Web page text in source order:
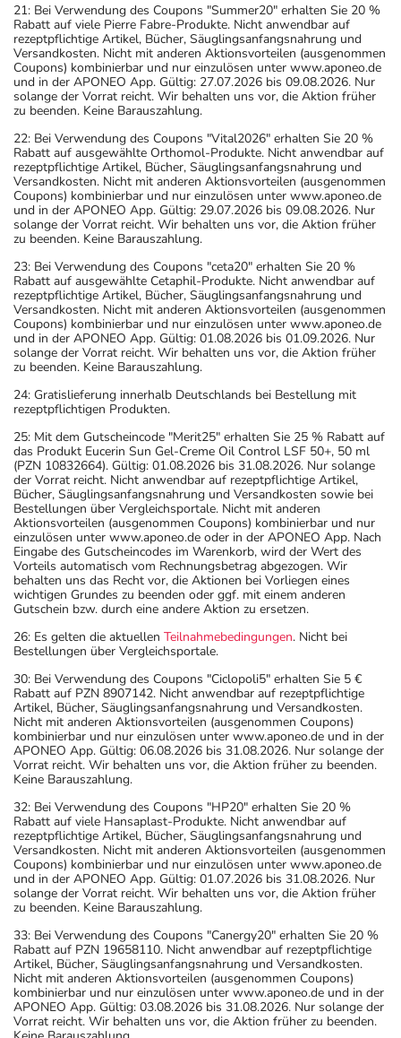
21: Bei Verwendung des Coupons "Summer20" erhalten Sie 20 %
Rabatt auf viele Pierre Fabre-Produkte. Nicht anwendbar auf
rezeptpflichtige Artikel, Bücher, Säuglingsanfangsnahrung und
Versandkosten. Nicht mit anderen Aktionsvorteilen (ausgenommen
Coupons) kombinierbar und nur einzulösen unter www.aponeo.de
und in der APONEO App. Gültig: 27.07.2026 bis 09.08.2026. Nur
solange der Vorrat reicht. Wir behalten uns vor, die Aktion früher
zu beenden. Keine Barauszahlung.
22: Bei Verwendung des Coupons "Vital2026" erhalten Sie 20 %
Rabatt auf ausgewählte Orthomol-Produkte. Nicht anwendbar auf
rezeptpflichtige Artikel, Bücher, Säuglingsanfangsnahrung und
Versandkosten. Nicht mit anderen Aktionsvorteilen (ausgenommen
Coupons) kombinierbar und nur einzulösen unter www.aponeo.de
und in der APONEO App. Gültig: 29.07.2026 bis 09.08.2026. Nur
solange der Vorrat reicht. Wir behalten uns vor, die Aktion früher
zu beenden. Keine Barauszahlung.
23: Bei Verwendung des Coupons "ceta20" erhalten Sie 20 %
Rabatt auf ausgewählte Cetaphil-Produkte. Nicht anwendbar auf
rezeptpflichtige Artikel, Bücher, Säuglingsanfangsnahrung und
Versandkosten. Nicht mit anderen Aktionsvorteilen (ausgenommen
Coupons) kombinierbar und nur einzulösen unter www.aponeo.de
und in der APONEO App. Gültig: 01.08.2026 bis 01.09.2026. Nur
solange der Vorrat reicht. Wir behalten uns vor, die Aktion früher
zu beenden. Keine Barauszahlung.
24: Gratislieferung innerhalb Deutschlands bei Bestellung mit
rezeptpflichtigen Produkten.
25: Mit dem Gutscheincode "Merit25" erhalten Sie 25 % Rabatt auf
das Produkt Eucerin Sun Gel-Creme Oil Control LSF 50+, 50 ml
(PZN 10832664). Gültig: 01.08.2026 bis 31.08.2026. Nur solange
der Vorrat reicht. Nicht anwendbar auf rezeptpflichtige Artikel,
Bücher, Säuglingsanfangsnahrung und Versandkosten sowie bei
Bestellungen über Vergleichsportale. Nicht mit anderen
Aktionsvorteilen (ausgenommen Coupons) kombinierbar und nur
einzulösen unter www.aponeo.de oder in der APONEO App. Nach
Eingabe des Gutscheincodes im Warenkorb, wird der Wert des
Vorteils automatisch vom Rechnungsbetrag abgezogen. Wir
behalten uns das Recht vor, die Aktionen bei Vorliegen eines
wichtigen Grundes zu beenden oder ggf. mit einem anderen
Gutschein bzw. durch eine andere Aktion zu ersetzen.
26: Es gelten die aktuellen Teilnahmebedingungen. Nicht bei
Bestellungen über Vergleichsportale.
30: Bei Verwendung des Coupons "Ciclopoli5" erhalten Sie 5 €
Rabatt auf PZN 8907142. Nicht anwendbar auf rezeptpflichtige
Artikel, Bücher, Säuglingsanfangsnahrung und Versandkosten.
Nicht mit anderen Aktionsvorteilen (ausgenommen Coupons)
kombinierbar und nur einzulösen unter www.aponeo.de und in der
APONEO App. Gültig: 06.08.2026 bis 31.08.2026. Nur solange der
Vorrat reicht. Wir behalten uns vor, die Aktion früher zu beenden.
Keine Barauszahlung.
32: Bei Verwendung des Coupons "HP20" erhalten Sie 20 %
Rabatt auf viele Hansaplast-Produkte. Nicht anwendbar auf
rezeptpflichtige Artikel, Bücher, Säuglingsanfangsnahrung und
Versandkosten. Nicht mit anderen Aktionsvorteilen (ausgenommen
Coupons) kombinierbar und nur einzulösen unter www.aponeo.de
und in der APONEO App. Gültig: 01.07.2026 bis 31.08.2026. Nur
solange der Vorrat reicht. Wir behalten uns vor, die Aktion früher
zu beenden. Keine Barauszahlung.
33: Bei Verwendung des Coupons "Canergy20" erhalten Sie 20 %
Rabatt auf PZN 19658110. Nicht anwendbar auf rezeptpflichtige
Artikel, Bücher, Säuglingsanfangsnahrung und Versandkosten.
Nicht mit anderen Aktionsvorteilen (ausgenommen Coupons)
kombinierbar und nur einzulösen unter www.aponeo.de und in der
APONEO App. Gültig: 03.08.2026 bis 31.08.2026. Nur solange der
Vorrat reicht. Wir behalten uns vor, die Aktion früher zu beenden.